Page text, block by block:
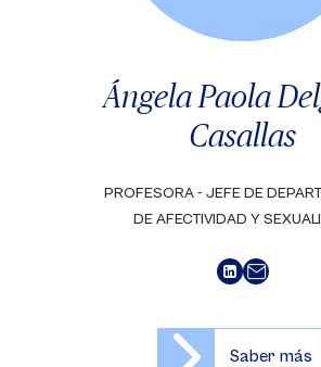
Ángela Paola
Casallas
PROFESORA - JEFE DE
DE AFECTIVIDAD Y
Saber más